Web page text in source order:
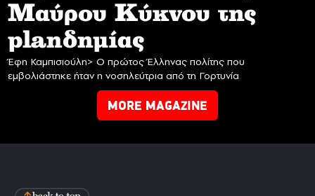
Mαύρου Κύκνου της
planδημίας
Έφη Καμπισιούλη> Ο πρώτος Έλληνας πολίτης που
εμβολιάστηκε ήταν η νοσηλεύτρια από τη Γορτυνία
MORE MAGAZINE